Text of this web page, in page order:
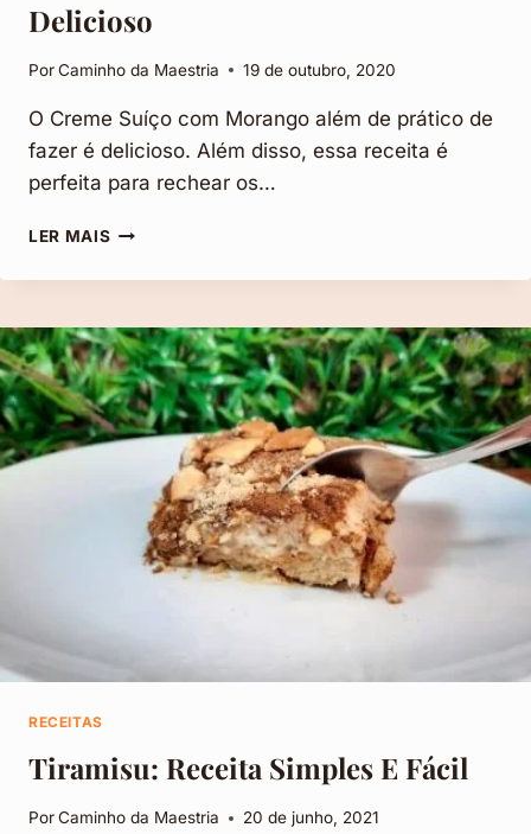
Delicioso
PorCaminho da Maestria 19 de outubro, 2020
O Creme Suíço com Morango além de prático de
fazer é delicioso. Além disso, essa receita é
perfeita para rechear os…
LER MAISCREME
COM
APRENDA
O
PASSO
A
PASSO
SIMPLES
DELICIOSO
RECEITAS
Tiramisu: Receita Simples E Fácil
PorCaminho da Maestria 20 de junho, 2021